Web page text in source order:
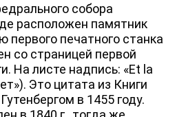
собора
расположен памятник
первого печатного станка
со страницей первой
На листе надпись: «Et la
Это цитата из Книги
в 1455 году.